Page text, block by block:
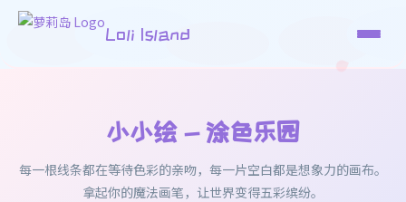
Loli Island
小小绘 - 涂色乐园
每一根线条都在等待色彩的亲吻，每一片空白都是想象力的画布。
拿起你的魔法画笔，让世界变得五彩缤纷。